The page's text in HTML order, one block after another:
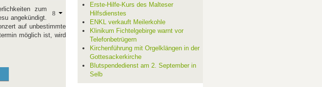
zum
angekündigt.
auf unbestimmte
möglich ist, wird
Erste-Hilfe-Kurs des Malteser
Hilfsdienstes
ENKL verkauft Meilerkohle
Klinikum Fichtelgebirge warnt vor
Telefonbetrügern
Kirchenführung mit Orgelklängen in der
Gottesackerkirche
Blutspendedienst am 2. September in
Selb